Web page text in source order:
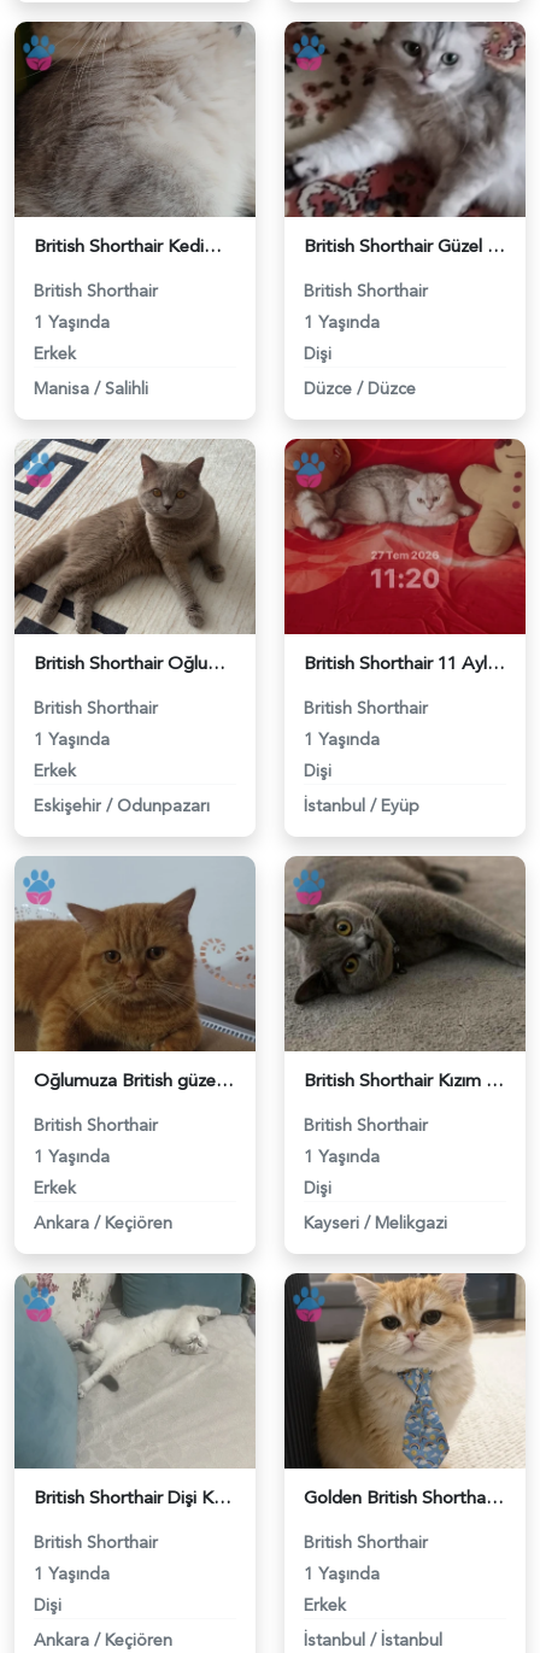
British Shorthair Kedimize eş arıyoruz - 118984628
British Shorthair
1 Yaşında
Erkek
Manisa / Salihli
British Shorthair Güzel kızımıza eş arıyoruz - 118984633
British Shorthair
1 Yaşında
Dişi
Düzce / Düzce
British Shorthair Oğlumuza eş arıyoruz - 118984638
British Shorthair
1 Yaşında
Erkek
Eskişehir / Odunpazarı
British Shorthair 11 Aylık Kızım Eş Arıyor - 118984640
British Shorthair
1 Yaşında
Dişi
İstanbul / Eyüp
Oğlumuza British güzel dişi arıyoruz - 118984620
British Shorthair
1 Yaşında
Erkek
Ankara / Keçiören
British Shorthair Kızım Mila'ya eş arıyorum - 118984614
British Shorthair
1 Yaşında
Dişi
Kayseri / Melikgazi
British Shorthair Dişi Kedim Eş Arıyor - 118984618
British Shorthair
1 Yaşında
Dişi
Ankara / Keçiören
Golden British Shorthair 1 Yaşında Eş Arıyor - 118984604
British Shorthair
1 Yaşında
Erkek
İstanbul / İstanbul